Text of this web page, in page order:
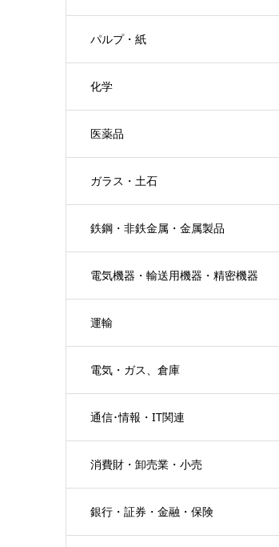
パルプ・紙
化学
医薬品
ガラス・土石
鉄鋼・非鉄金属・金属製品
電気機器・輸送用機器・精密機器
運輸
電気・ガス、倉庫
通信･情報・IT関連
消費財・卸売業・小売
銀行・証券・金融・保険